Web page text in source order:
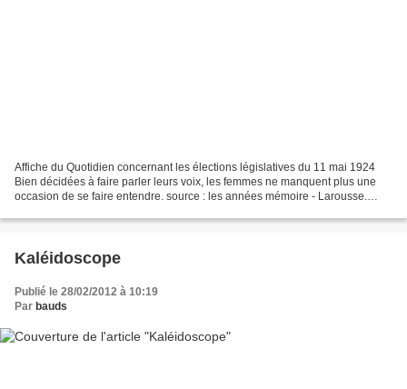
Affiche du Quotidien concernant les élections législatives du 11 mai 1924
Bien décidées à faire parler leurs voix, les femmes ne manquent plus une
occasion de se faire entendre. source : les années mémoire - Larousse.
Kaléidoscope
Publié le 28/02/2012 à 10:19
Par bauds